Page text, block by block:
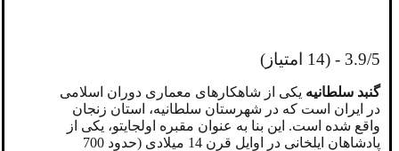
3.9/5 - (14 امتیاز)
گنبد سلطانیه یکی از شاهکارهای معماری دوران اسلامی
در ایران است که در شهرستان سلطانیه، استان زنجان
واقع شده است. این بنا به عنوان مقبره‌ اولجایتو، یکی از
پادشاهان ایلخانی در اوایل قرن 14 میلادی (حدود 700